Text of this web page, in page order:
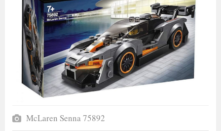
McLaren Senna 75892